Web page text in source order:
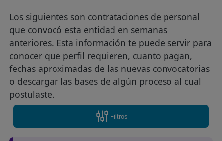
Los siguientes son contrataciones de personal
que convocó esta entidad en semanas
anteriores. Esta información te puede servir para
conocer que perfil requieren, cuanto pagan,
fechas aproximadas de las nuevas convocatorias
o descargar las bases de algún proceso al cual
postulaste.
Filtros